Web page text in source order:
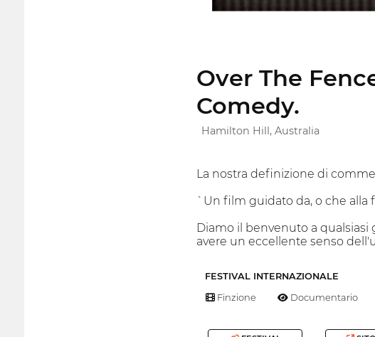
Over The
Comedy.
Hamilton Hill, Australia
La nostra definizione di
`Un film guidato da, o che alla
Diamo il benvenuto a qualsiasi
avere un eccellente senso
FESTIVAL INTERNAZIONALE
Finzione Documentario